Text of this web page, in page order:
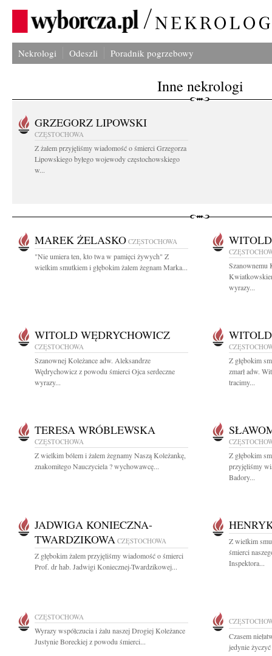
Nekrologi Odeszli Poradnik pogrzebowy
Inne nekrologi
GRZEGORZ LIPOWSKI
CZĘSTOCHOWA
Z żalem przyjęliśmy wiadomość o śmierci Grzegorza
Lipowskiego byłego wojewody częstochowskiego
w...
MAREK ŻELASKO CZĘSTOCHOWA
"Nie umiera ten, kto twa w pamięci żywych" Z
wielkim smutkiem i głębokim żalem żegnam Marka...
Szanownemu
wyrazy...
WITOLD WĘDRYCHOWICZ
CZĘSTOCHOWA
Szanownej Koleżance adw. Aleksandrze
Wędrychowicz z powodu śmierci Ojca serdeczne
wyrazy...
Z głębokim
zmarł adw.
tracimy...
TERESA WRÓBLEWSKA
CZĘSTOCHOWA
Z wielkim bólem i żalem żegnamy Naszą Koleżankę,
znakomitego Nauczyciela ? wychowawcę...
Z głębokim
przyjęliśmy
Badory...
JADWIGA KONIECZNA-
TWARDZIKOWA CZĘSTOCHOWA
Z głębokim żalem przyjęliśmy wiadomość o śmierci
Prof. dr hab. Jadwigi Koniecznej-Twardzikowej...
Z wielkim
śmierci
Inspektora...
CZĘSTOCHOWA
Wyrazy współczucia i żalu naszej Drogiej Koleżance
Justynie Boreckiej z powodu śmierci...
Czasem
jedynie